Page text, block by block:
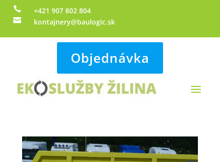
 +421 907 802 804
 kontajnery@baulogic.sk
Objednávka